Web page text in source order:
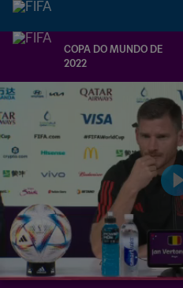
COPA DO MUNDO DE
2022